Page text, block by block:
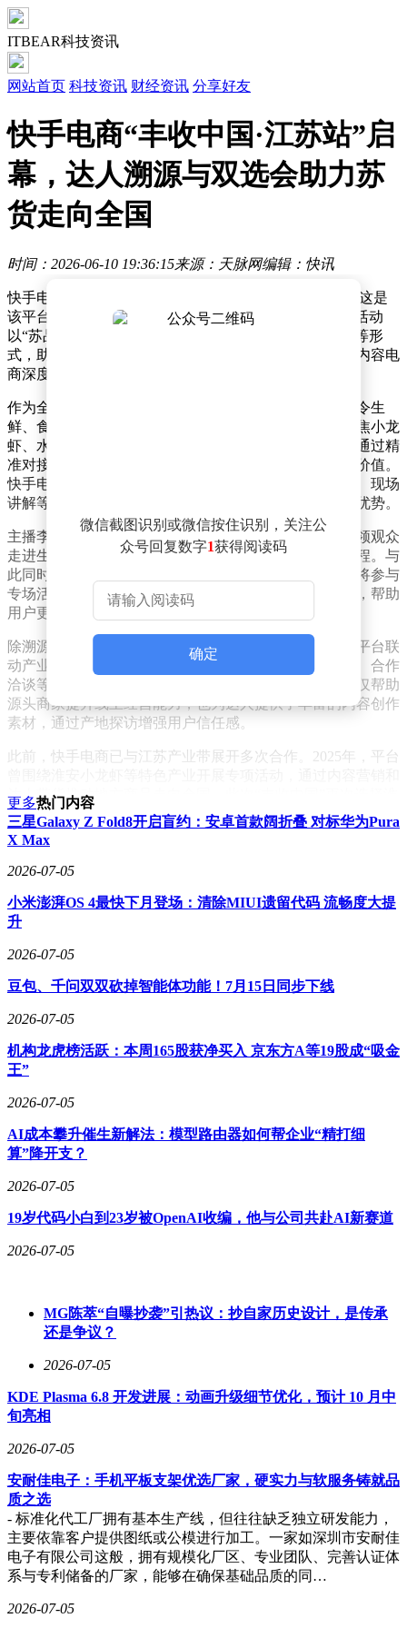
ITBEAR科技资讯
网站首页 科技资讯 财经资讯 分享好友
快手电商“丰收中国·江苏站”启
幕，达人溯源与双选会助力苏
货走向全国
时间：2026-06-10 19:36:15来源：天脉网编辑：快讯
快手电商“丰收中国·江苏站”活动在淮安正式拉开帷幕，这是
该平台2026年重点打造的产业带IP项目首次落地江苏。活动
以“苏品苏货”为主题，通过达人溯源直播、商家双选会等形
式，助力江苏特色商品拓展全国市场，推动地方产业与内容电
商深度融合。
作为全国重要的经济大省和消费品生产基地，江苏在时令生
鲜、食品加工等领域具备成熟的产业基础。此次活动聚焦小龙
虾、水蜜桃等季节性产品，以及地方特色食品和风物，通过精
准对接达人资源与优质商品，挖掘江苏在地精品的商业价值。
快手电商将组织多位平台主播深入产业带，以实地探访、现场
讲解等形式，向消费者展示产品背后的产地故事和品质优势。
主播李龙将开启江苏产业带溯源专场直播，通过镜头带领观众
走进生产一线，直观呈现特色商品从源头到终端的全过程。与
此同时，村里的初七、超级静、野哥野嫂等垂类达人也将参与
专场活动，从消费者视角对产品进行体验和内容化表达，帮助
用户更深入地了解江苏产业带的独特魅力。
除溯源直播外，活动还同步举办商家与达人的双选会。平台联
动产业带商家、供应链企业和达人机构，通过现场选品、合作
洽谈等方式，促进双方建立长期合作关系。这一机制不仅帮助
源头商家提升线上经营能力，也为达人提供了丰富的内容创作
素材，通过产地探访增强用户信任感。
此前，快手电商已与江苏产业带展开多次合作。2025年，平台
达人带货推动地方商品走向全国。此次“丰收中国”再次选择淮
安作为启动地，进一步巩固了江苏作为重点产业带的地位，也
为内容电商与实体经济融合提供了新范本。
从内蒙古到云南，再到山东和江苏，“丰收中国”项目已形
货架等多元场景协同，越来越多源头商家借助平台资源走出产
地，触达更广泛的消费群体。这一模式不仅为地方产业注入新
积极作用。
微信截图识别或微信按住识别，关注公
众号回复数字1获得阅读码
确定
更多热门内容
三星Galaxy Z Fold8开启盲约：安卓首款阔折叠 对标华为Pura
X Max
2026-07-05
小米澎湃OS 4最快下月登场：清除MIUI遗留代码 流畅度大提
升
2026-07-05
豆包、千问双双砍掉智能体功能！7月15日同步下线
2026-07-05
机构龙虎榜活跃：本周165股获净买入 京东方A等19股成“吸金
王”
2026-07-05
AI成本攀升催生新解法：模型路由器如何帮企业“精打细
算”降开支？
2026-07-05
19岁代码小白到23岁被OpenAI收编，他与公司共赴AI新赛道
2026-07-05
MG陈萃“自曝抄袭”引热议：抄自家历史设计，是传承
还是争议？
2026-07-05
KDE Plasma 6.8 开发进展：动画升级细节优化，预计 10 月中
旬亮相
2026-07-05
安耐佳电子：手机平板支架优选厂家，硬实力与软服务铸就品
质之选
- 标准化代工厂拥有基本生产线，但往往缺乏独立研发能力，
主要依靠客户提供图纸或公模进行加工。一家如深圳市安耐佳
电子有限公司这般，拥有规模化厂区、专业团队、完善认证体
系与专利储备的厂家，能够在确保基础品质的同…
2026-07-05